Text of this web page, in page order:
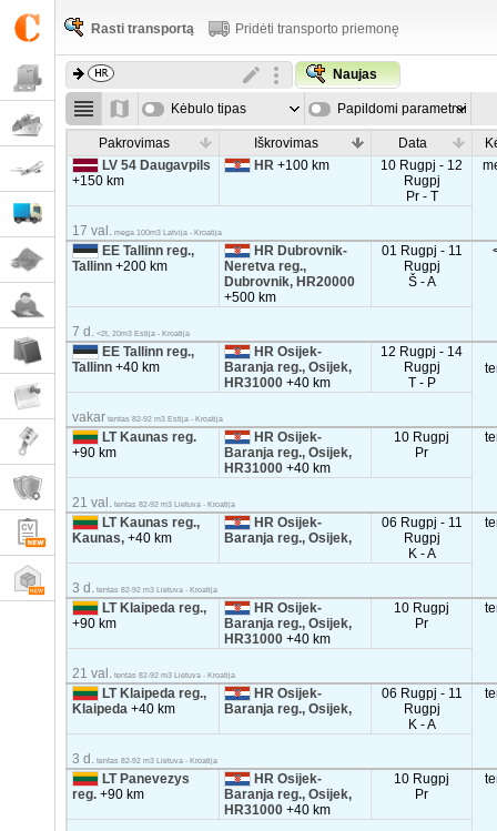
Rasti transportą Pridėti transporto priemonę
Naujas
Kėbulo tipas Papildomi parametrai
Pakrovimas Iškrovimas Data
LV 54 Daugavpils
+150 km
HR+100 km
10 Rugpj - 12
Rugpj
Pr - T
17 val. mega 100m3 Latvija - Kroatija
EE Tallinn reg.,
Tallinn+200 km
HR Dubrovnik-
Neretva reg.,
Dubrovnik, HR20000
+500 km
01 Rugpj - 11
Rugpj
Š - A
7 d. <2t, 20m3 Estija - Kroatija
EE Tallinn reg.,
Tallinn+40 km
HR Osijek-
Baranja reg., Osijek,
HR31000+40 km
12 Rugpj - 14
Rugpj
T - P
vakar tentas 82-92 m3 Estija - Kroatija
LT Kaunas reg.
+90 km
HR Osijek-
Baranja reg., Osijek,
HR31000+40 km
10 Rugpj
Pr
21 val. tentas 82-92 m3 Lietuva - Kroatija
LT Kaunas reg.,
Kaunas,+40 km
HR Osijek-
Baranja reg., Osijek,
06 Rugpj - 11
Rugpj
K - A
3 d. tentas 82-92 m3 Lietuva - Kroatija
LT Klaipeda reg.,
+90 km
HR Osijek-
Baranja reg., Osijek,
HR31000+40 km
10 Rugpj
Pr
21 val. tentas 82-92 m3 Lietuva - Kroatija
LT Klaipeda reg.,
Klaipeda+40 km
HR Osijek-
Baranja reg., Osijek,
06 Rugpj - 11
Rugpj
K - A
3 d. tentas 82-92 m3 Lietuva - Kroatija
LT Panevezys
reg.+90 km
HR Osijek-
Baranja reg., Osijek,
HR31000+40 km
10 Rugpj
Pr